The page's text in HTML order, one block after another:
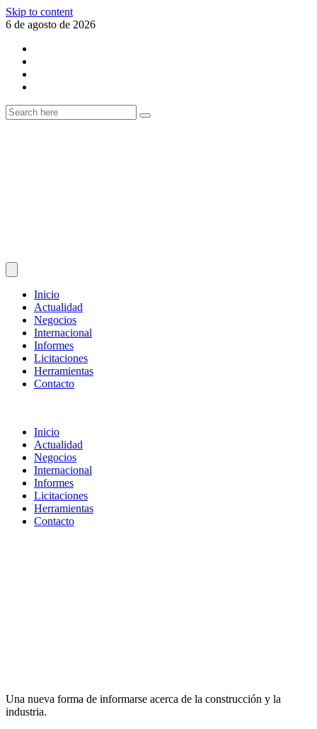
Skip to content
6 de agosto de 2026
Inicio
Actualidad
Negocios
Internacional
Informes
Licitaciones
Herramientas
Contacto
Inicio
Actualidad
Negocios
Internacional
Informes
Licitaciones
Herramientas
Contacto
Una nueva forma de informarse acerca de la construcción y la
industria.